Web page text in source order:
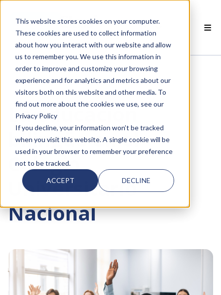
This website stores cookies on your computer.
These cookies are used to collect information
about how you interact with our website and allow
us to remember you. We use this information in
order to improve and customize your browsing
experience and for analytics and metrics about our
visitors both on this website and other media. To
find out more about the cookies we use, see our
Privacy Policy
If you decline, your information won’t be tracked
when you visit this website. A single cookie will be
used in your browser to remember your preference
not to be tracked.
ACCEPT DECLINE
ES
SMARTCLASS
QUÉ SMARTCLASS?
La educación
bilingüe en el
Colegio
Universitario
Nacional